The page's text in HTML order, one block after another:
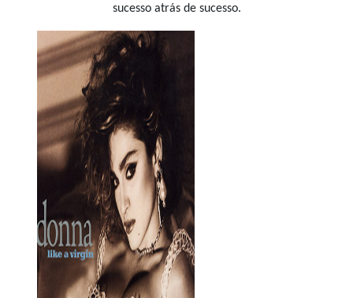
sucesso atrás de sucesso.